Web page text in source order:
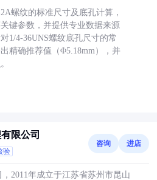
螺纹的标准尺寸及底孔计算，
键参数，并提供专业数据来源
1/4-36UNS螺纹底孔尺寸的常
精确推荐值（Φ5.18mm），并
限公司
验
咨询 进店
2011年成立于江苏省苏州市昆山